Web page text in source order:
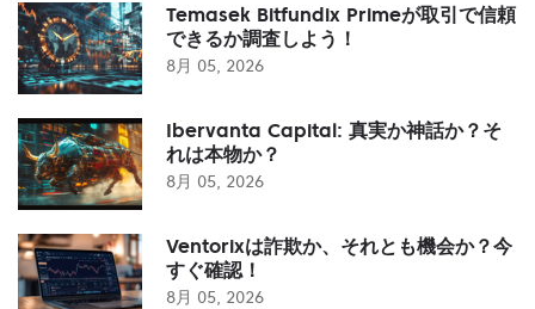
Temasek Bitfundix Primeが取引で信頼
できるか調査しよう！
8月 05, 2026
Ibervanta Capital: 真実か神話か？そ
れは本物か？
8月 05, 2026
Ventorixは詐欺か、それとも機会か？今
すぐ確認！
8月 05, 2026